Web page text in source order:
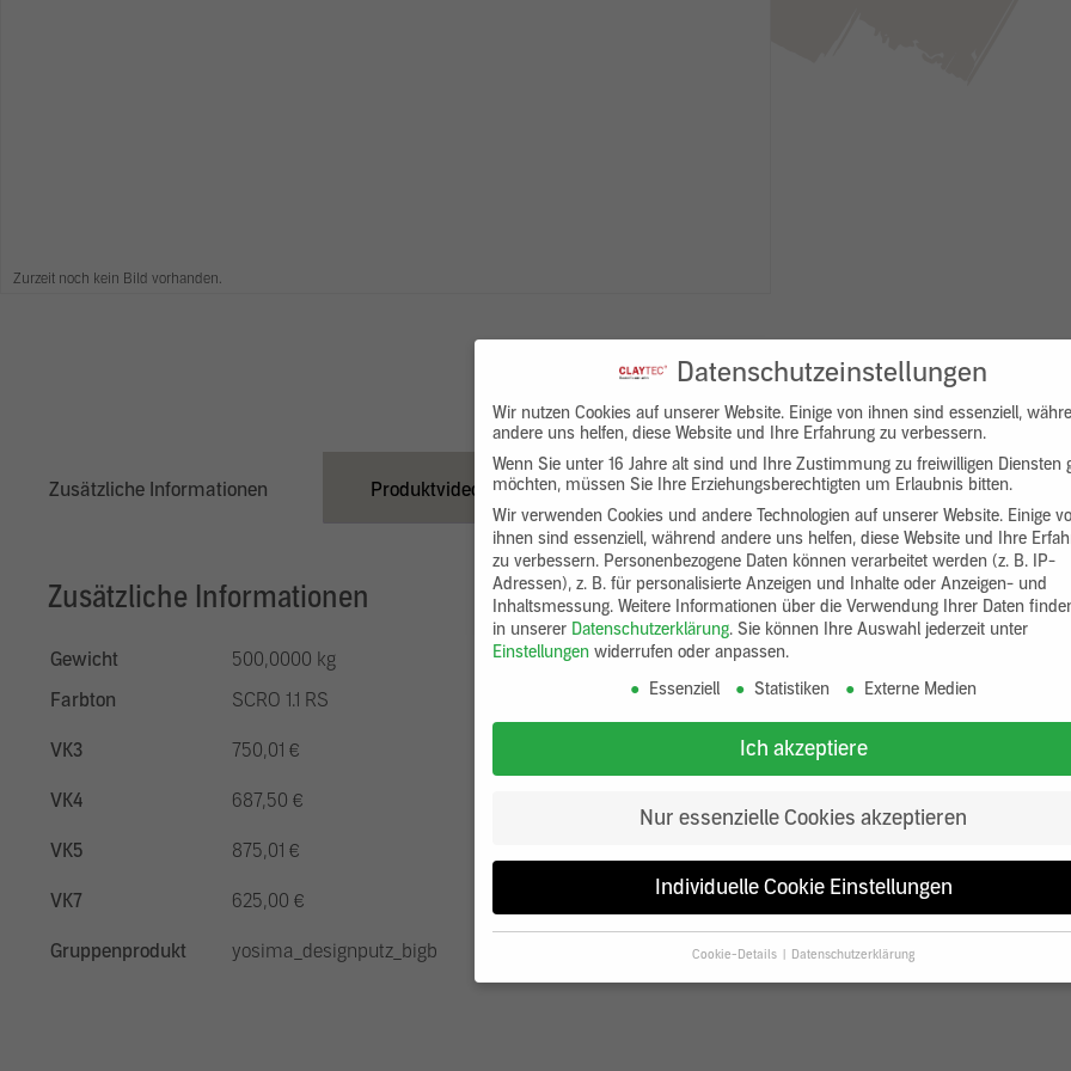
Zurzeit noch kein Bild vorhanden.
Zusätzliche Informationen Produktvideo Downloads Produktbeschreibung
Zusätzliche Informationen
Gewicht
500,0000 kg
Farbton
SCRO 1.1 RS
VK3 750,01 €
VK4 687,50 €
VK5 875,01 €
VK7 625,00 €
Gruppenprodukt yosima_designputz_bigb
Datenschutzeinstellungen
Wir nutzen Cookies auf unserer Website. Einige von ihnen sind essenziell,
andere uns helfen, diese Website und Ihre Erfahrung zu verbessern.
Wenn Sie unter 16 Jahre alt sind und Ihre Zustimmung zu freiwilligen Diensten
möchten, müssen Sie Ihre Erziehungsberechtigten um Erlaubnis bitten.
Wir verwenden Cookies und andere Technologien auf unserer Website. Einige
ihnen sind essenziell, während andere uns helfen, diese Website und Ihre
zu verbessern. Personenbezogene Daten können verarbeitet werden (z. B. IP-
Adressen), z. B. für personalisierte Anzeigen und Inhalte oder Anzeigen- und
Inhaltsmessung. Weitere Informationen über die Verwendung Ihrer Daten
in unserer Datenschutzerklärung. Sie können Ihre Auswahl jederzeit unter
Einstellungen widerrufen oder anpassen.
Essenziell
Statistiken Externe Medien
Ich akzeptiere
Nur essenzielle Cookies akzeptieren
Individuelle Cookie Einstellungen
Cookie-Details Datenschutzerklärung
Datenschutzeinstellungen